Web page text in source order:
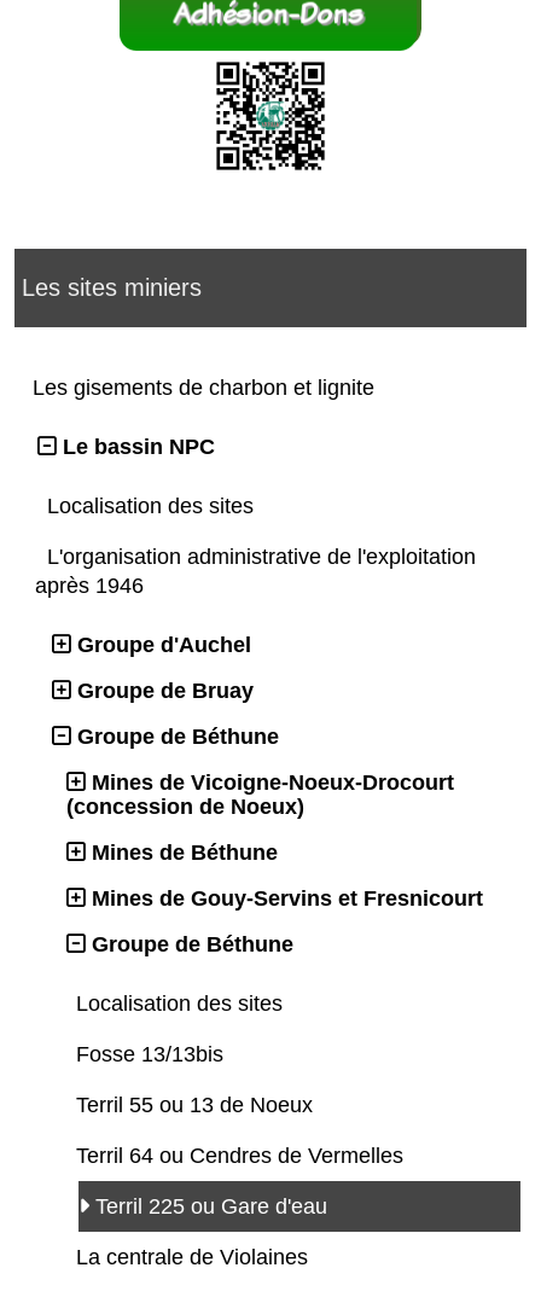
Les sites miniers
Les gisements de charbon et lignite
Le bassin NPC
Localisation des sites
L'organisation administrative de l'exploitation
après 1946
Groupe d'Auchel
Groupe de Bruay
Groupe de Béthune
Mines de Vicoigne-Noeux-Drocourt
(concession de Noeux)
Mines de Béthune
Mines de Gouy-Servins et Fresnicourt
Groupe de Béthune
Localisation des sites
Fosse 13/13bis
Terril 55 ou 13 de Noeux
Terril 64 ou Cendres de Vermelles
Terril 225 ou Gare d'eau
La centrale de Violaines